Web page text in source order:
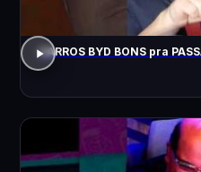
CARROS BYD BONS pra